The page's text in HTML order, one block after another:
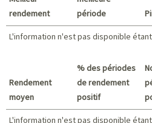
rendement
période
L'information n'est pas disponible
Rendement
moyen
% des périodes
de rendement
positif
L'information n'est pas disponible
L'information n'est pas disponible